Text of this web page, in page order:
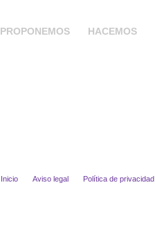
PROPONEMOS HACEMOS
Inicio Aviso legal Política de privacidad